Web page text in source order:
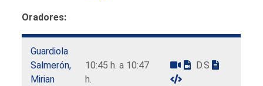
Oradores:
Guardiola
Salmerón,
Mirian
10:45 h. a 10:47
h.
D.S